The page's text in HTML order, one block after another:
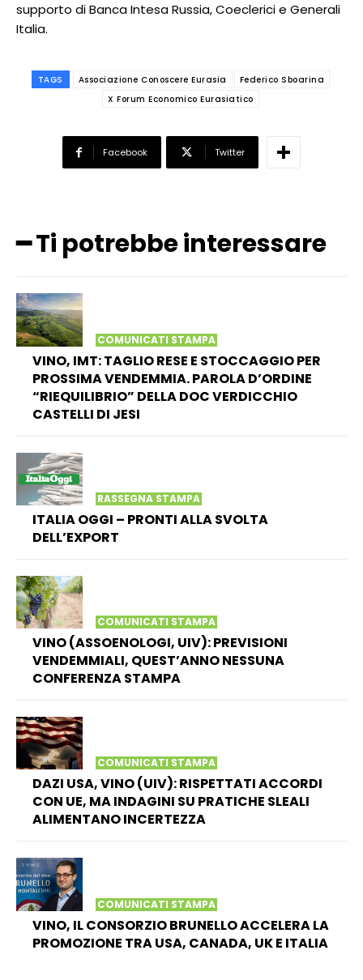
supporto di Banca Intesa Russia, Coeclerici e Generali
Italia.
TAGS Associazione Conoscere Eurasia
Federico Sboarina
X Forum Economico Eurasiatico
Facebook Twitter
━ Ti potrebbe interessare
COMUNICATI STAMPA
VINO, IMT: TAGLIO RESE E STOCCAGGIO PER
PROSSIMA VENDEMMIA. PAROLA D’ORDINE
“RIEQUILIBRIO” DELLA DOC VERDICCHIO
CASTELLI DI JESI
RASSEGNA STAMPA
ITALIA OGGI – PRONTI ALLA SVOLTA
DELL’EXPORT
COMUNICATI STAMPA
VINO (ASSOENOLOGI, UIV): PREVISIONI
VENDEMMIALI, QUEST’ANNO NESSUNA
CONFERENZA STAMPA
COMUNICATI STAMPA
DAZI USA, VINO (UIV): RISPETTATI ACCORDI
CON UE, MA INDAGINI SU PRATICHE SLEALI
ALIMENTANO INCERTEZZA
COMUNICATI STAMPA
VINO, IL CONSORZIO BRUNELLO ACCELERA LA
PROMOZIONE TRA USA, CANADA, UK E ITALIA